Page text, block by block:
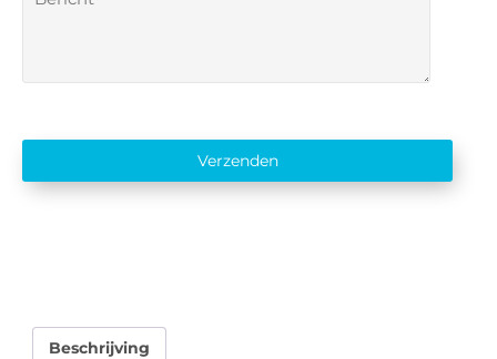
Verzenden
Beschrijving